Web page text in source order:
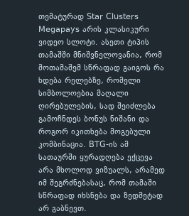
თემატურად Star Clusters
Megapays არის კლასიკური
ვიდეო სლოტი. ასეთი ტიპის
თამაშში მნიშვნელოვანია, რომ
მოთამაშემ სწრაფად გაიგოს რა
ხდება რელებზე, რომელი
სიმბოლოებია მაღალი
ღირებულების, სად შეიძლება
გამოჩნდეს ბონუს ნიშანი და
როგორ იკითხება მოგებული
კომბინაცია. BTG-ის ამ
სათაურში ყურადღება ექცევა
არა მხოლოდ ვიზუალს, არამედ
იმ შეგრძნებასაც, რომ თამაში
სწრაფად იხსნება და ზედმეტად
არ გაბნევთ.